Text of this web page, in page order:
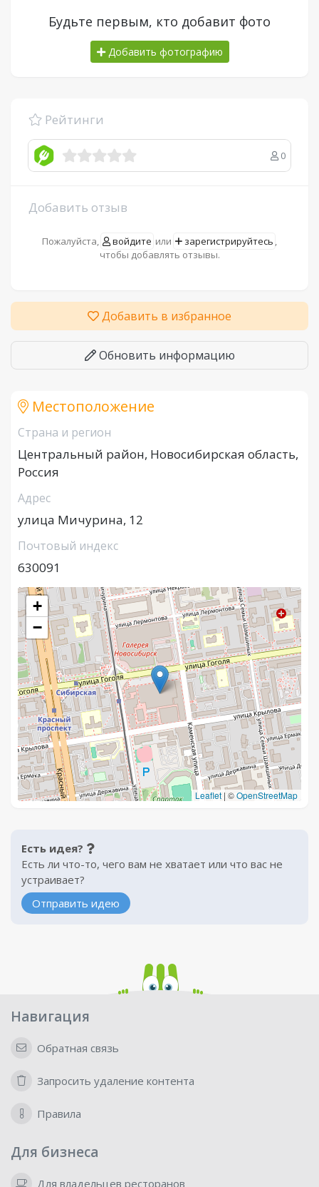
Будьте первым, кто добавит фото
Добавить фотографию
Рейтинги
0
Добавить отзыв
Пожалуйста, войдите или зарегистрируйтесь ,
чтобы добавлять отзывы.
Добавить в избранное
Обновить информацию
Местоположение
Страна и регион
Центральный район, Новосибирская область,
Россия
Адрес
улица Мичурина, 12
Почтовый индекс
630091
+
−
Leaflet | ©OpenStreetMap
Есть идея?
Есть ли что-то, чего вам не хватает или что вас не
устраивает?
Отправить идею
Навигация
Обратная связь
Запросить удаление контента
Правила
Для бизнеса
Для владельцев ресторанов